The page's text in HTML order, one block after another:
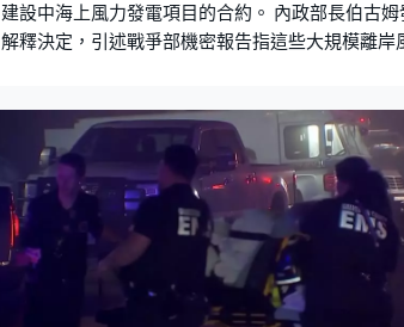
建設中海上風力發電項目的合約。 內政部長伯古姆
解釋決定，引述戰爭部機密報告指這些大規模離岸
及其他部門評估如何減低項目的國安風險。美國總
普多次批評海上風力發電項目既不具效益而且破壞
他上任便發出行政命令禁止風力能源項目的審批，
聯邦法官兩周前裁定禁令違法。